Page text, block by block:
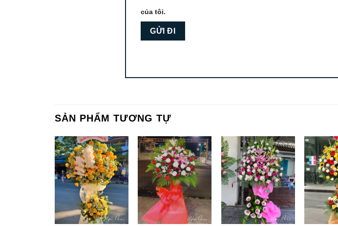
của tôi.
SẢN PHẨM TƯƠNG TỰ